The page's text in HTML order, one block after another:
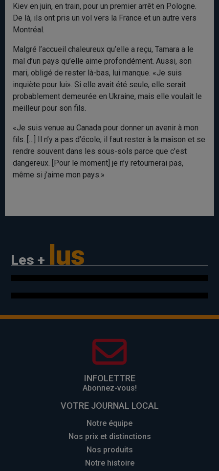
Kiev en juin, en train, pour un premier arrêt en Pologne.
De là, ils ont pris un vol vers la France et un autre vers
Montréal.
Malgré l’accueil chaleureux qu’elle a reçu, Tamara a le
mal d’un pays qu’elle aime profondément. Aussi, son
mari, obligé de rester là-bas, lui manque. «Je suis
inquiète pour lui». Si elle avait été seule, elle serait
probablement demeurée en Ukraine, mais elle voulait le
meilleur pour son fils.
«Je suis venue au Canada pour donner un avenir à mon
fils. […] Il n’y a pas d’école, il faut rester à la maison et se
rendre souvent dans les sous-sols parce que c’est
dangereux. [Pour le moment] je n’y retournerai pas,
même si j’aime mon pays.»
Les + lus
INFOLETTRE
Abonnez-vous!
VOTRE JOURNAL LOCAL
Notre équipe
Nos prix et distinctions
Nos produits
Notre histoire